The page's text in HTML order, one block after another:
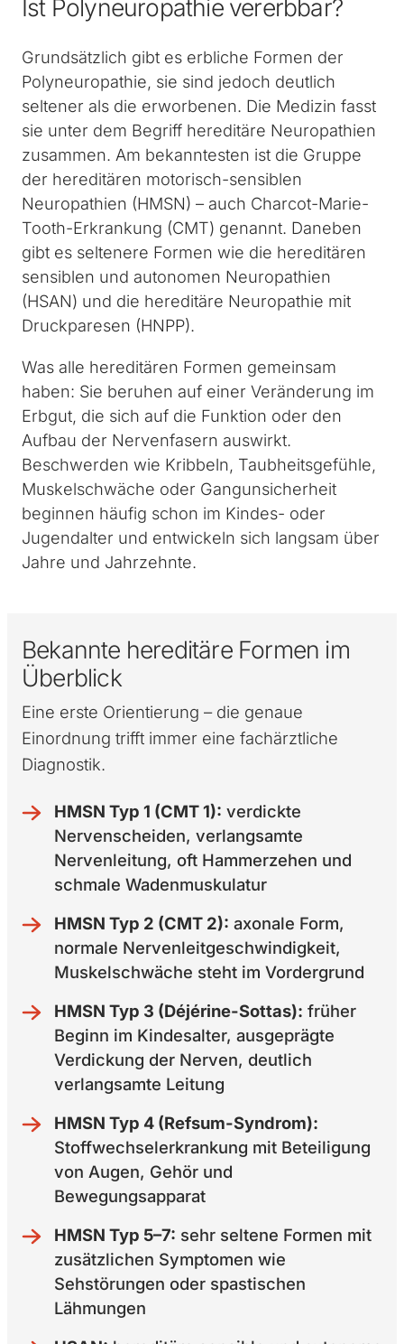
Ist Polyneuropathie vererbbar?
Grundsätzlich gibt es erbliche Formen der
Polyneuropathie, sie sind jedoch deutlich
seltener als die erworbenen. Die Medizin fasst
sie unter dem Begriff hereditäre Neuropathien
zusammen. Am bekanntesten ist die Gruppe
der hereditären motorisch-sensiblen
Neuropathien (HMSN) – auch Charcot-Marie-
Tooth-Erkrankung (CMT) genannt. Daneben
gibt es seltenere Formen wie die hereditären
sensiblen und autonomen Neuropathien
(HSAN) und die hereditäre Neuropathie mit
Druckparesen (HNPP).
Was alle hereditären Formen gemeinsam
haben: Sie beruhen auf einer Veränderung im
Erbgut, die sich auf die Funktion oder den
Aufbau der Nervenfasern auswirkt.
Beschwerden wie Kribbeln, Taubheitsgefühle,
Muskelschwäche oder Gangunsicherheit
beginnen häufig schon im Kindes- oder
Jugendalter und entwickeln sich langsam über
Jahre und Jahrzehnte.
Bekannte hereditäre Formen im
Überblick
Eine erste Orientierung – die genaue
Einordnung trifft immer eine fachärztliche
Diagnostik.
HMSN Typ 1 (CMT 1): verdickte
Nervenscheiden, verlangsamte
Nervenleitung, oft Hammerzehen und
schmale Wadenmuskulatur
HMSN Typ 2 (CMT 2): axonale Form,
normale Nervenleitgeschwindigkeit,
Muskelschwäche steht im Vordergrund
HMSN Typ 3 (Déjérine-Sottas): früher
Beginn im Kindesalter, ausgeprägte
Verdickung der Nerven, deutlich
verlangsamte Leitung
HMSN Typ 4 (Refsum-Syndrom):
Stoffwechselerkrankung mit Beteiligung
von Augen, Gehör und
Bewegungsapparat
HMSN Typ 5–7: sehr seltene Formen mit
zusätzlichen Symptomen wie
Sehstörungen oder spastischen
Lähmungen